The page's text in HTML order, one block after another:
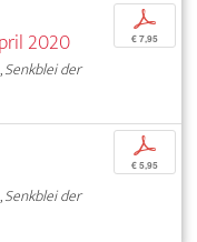
2020
Senkblei der
p
€ 7,95
Senkblei der
p
€ 5,95